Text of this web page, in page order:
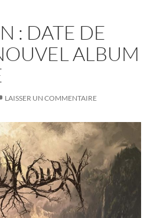
: DATE DE
ALBUM
LAISSER UN COMMENTAIRE